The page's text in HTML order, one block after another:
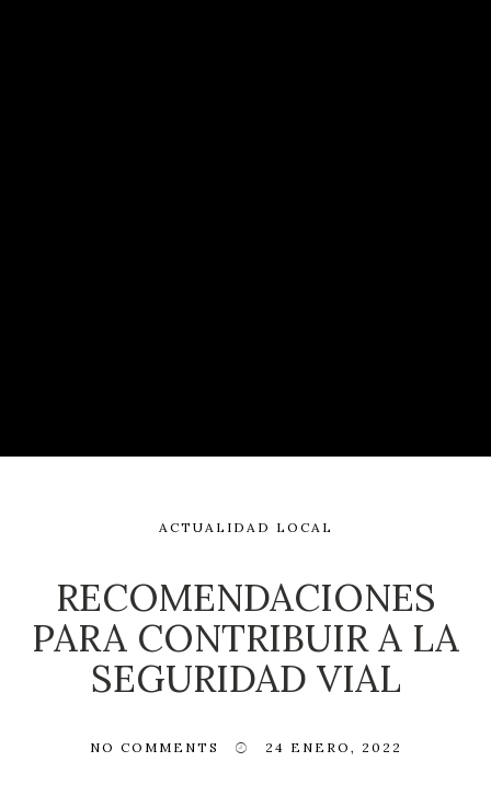
ACTUALIDAD LOCAL
RECOMENDACIONES
PARA CONTRIBUIR A LA
SEGURIDAD VIAL
NO COMMENTS 24 ENERO, 2022